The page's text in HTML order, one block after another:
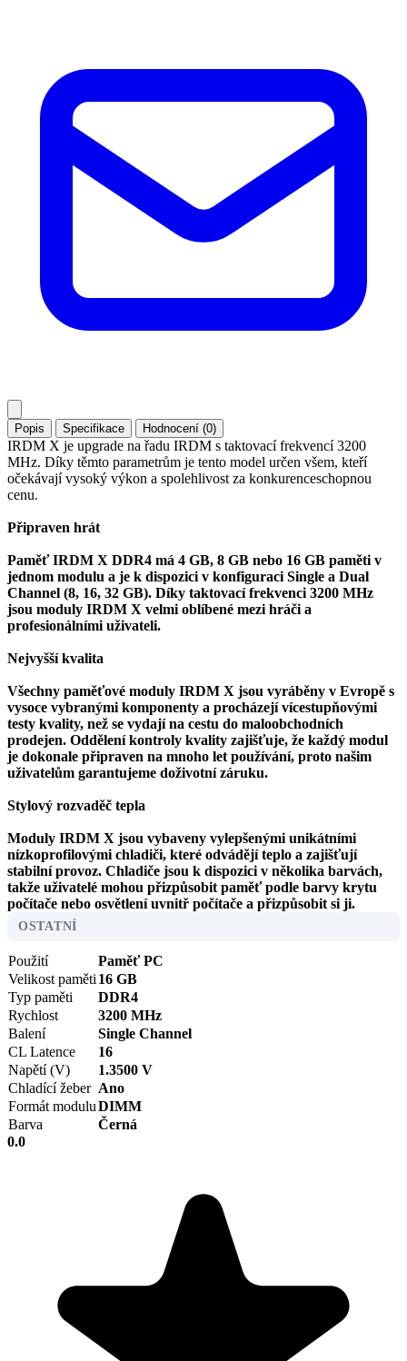
Popis Specifikace Hodnocení (0)
IRDM X je upgrade na řadu IRDM s taktovací frekvencí 3200
MHz. Díky těmto parametrům je tento model určen všem, kteří
očekávají vysoký výkon a spolehlivost za konkurenceschopnou
cenu.
Připraven hrát
Paměť IRDM X DDR4 má 4 GB, 8 GB nebo 16 GB paměti v
jednom modulu a je k dispozici v konfiguraci Single a Dual
Channel (8, 16, 32 GB). Díky taktovací frekvenci 3200 MHz
jsou moduly IRDM X velmi oblíbené mezi hráči a
profesionálními uživateli.
Nejvyšší kvalita
Všechny paměťové moduly IRDM X jsou vyráběny v Evropě s
vysoce vybranými komponenty a procházejí vícestupňovými
testy kvality, než se vydají na cestu do maloobchodních
prodejen. Oddělení kontroly kvality zajišťuje, že každý modul
je dokonale připraven na mnoho let používání, proto našim
uživatelům garantujeme doživotní záruku.
Stylový rozvaděč tepla
Moduly IRDM X jsou vybaveny vylepšenými unikátními
nízkoprofilovými chladiči, které odvádějí teplo a zajišťují
stabilní provoz. Chladiče jsou k dispozici v několika barvách,
takže uživatelé mohou přizpůsobit paměť podle barvy krytu
počítače nebo osvětlení uvnitř počítače a přizpůsobit si ji.
OSTATNÍ
Použití
Paměť PC
Velikost paměti 16 GB
Typ paměti
DDR4
Rychlost
3200 MHz
Balení
Single Channel
CL Latence
16
Napětí (V)
1.3500 V
Chladící žeber Ano
Formát moduluDIMM
Barva
Černá
0.0